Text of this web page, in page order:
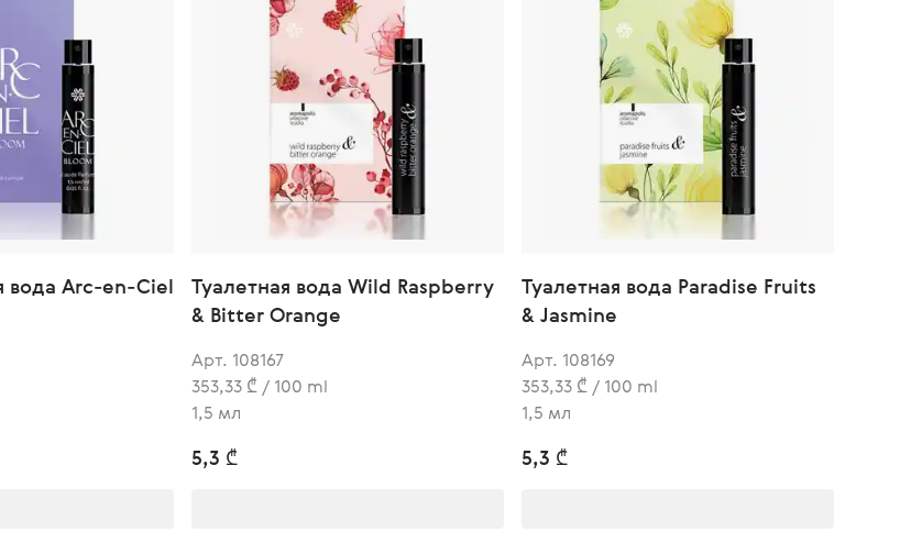
Arc-en-Ciel
Туалетная вода Wild Raspberry
& Bitter Orange
Арт. 108167
353,33 ₾ / 100 ml
1,5 мл
5,3 ₾
Туалетная вода Paradise Fruits
& Jasmine
Арт. 108169
353,33 ₾ / 100 ml
1,5 мл
5,3 ₾